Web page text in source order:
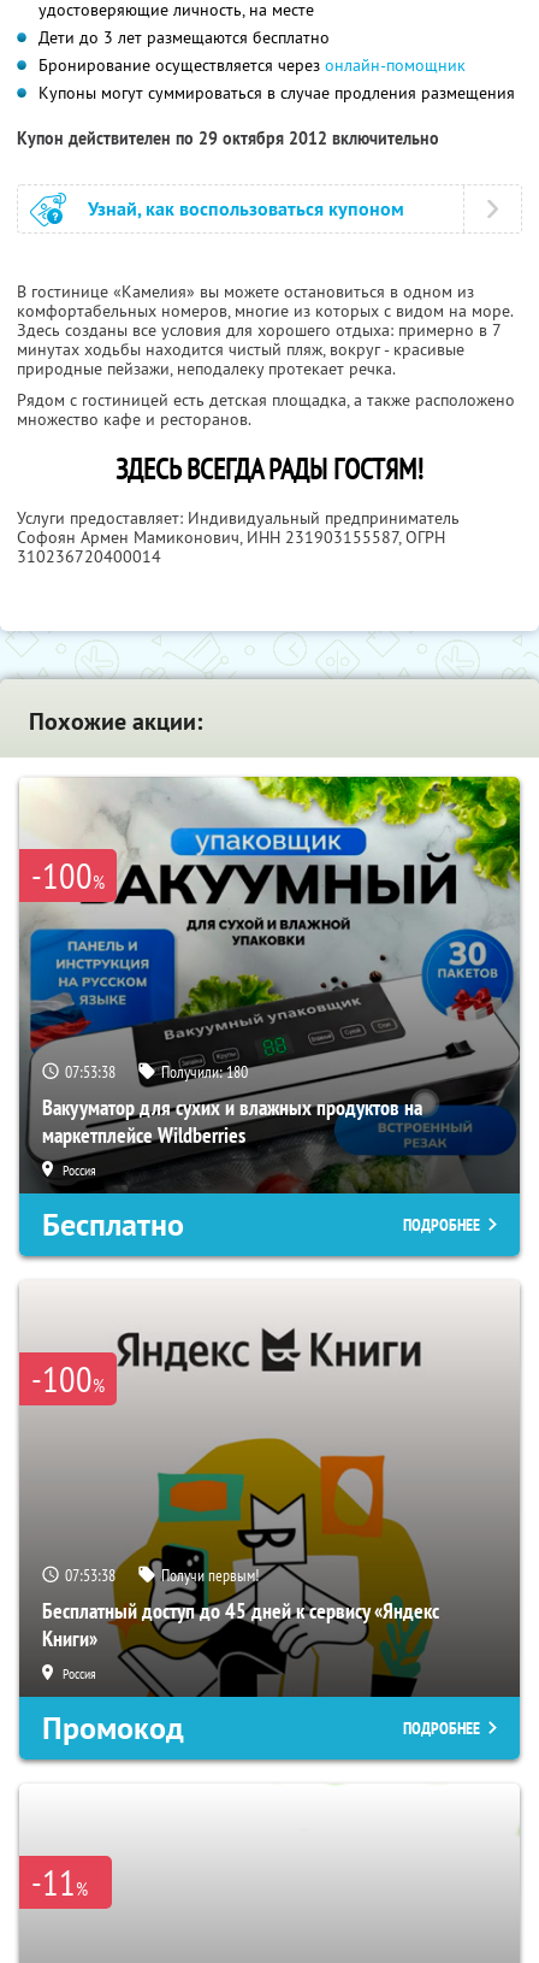
удостоверяющие личность, на месте
Дети до 3 лет размещаются бесплатно
Бронирование осуществляется через онлайн-помощник
Купоны могут суммироваться в случае продления размещения
Купон действителен по 29 октября 2012 включительно
Узнай, как воспользоваться купоном
В гостинице «Камелия» вы можете остановиться в одном из
комфортабельных номеров, многие из которых с видом на море.
Здесь созданы все условия для хорошего отдыха: примерно в 7
минутах ходьбы находится чистый пляж, вокруг - красивые
природные пейзажи, неподалеку протекает речка.
Рядом с гостиницей есть детская площадка, а также расположено
множество кафе и ресторанов.
ЗДЕСЬ ВСЕГДА РАДЫ ГОСТЯМ!
Услуги предоставляет: Индивидуальный предприниматель
Софоян Армен Мамиконович, ИНН 231903155587, ОГРН
310236720400014
Похожие акции:
-100%
07:53:38 Получили:180
Вакууматор для сухих и влажных продуктов на
маркетплейсе Wildberries
Россия
Бесплатно ПОДРОБНЕЕ
-100%
07:53:38 Получи первым!
Бесплатный доступ до 45 дней к сервису «Яндекс
Книги»
Россия
Промокод ПОДРОБНЕЕ
-11%